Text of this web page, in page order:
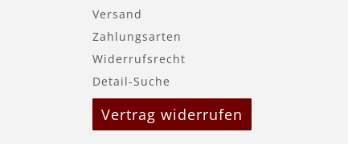
Versand
Zahlungsarten
Widerrufsrecht
Detail-Suche
Vertrag widerrufen